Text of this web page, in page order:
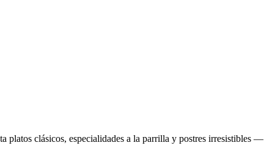
platos clásicos, especialidades a la parrilla y postres irresistibles —